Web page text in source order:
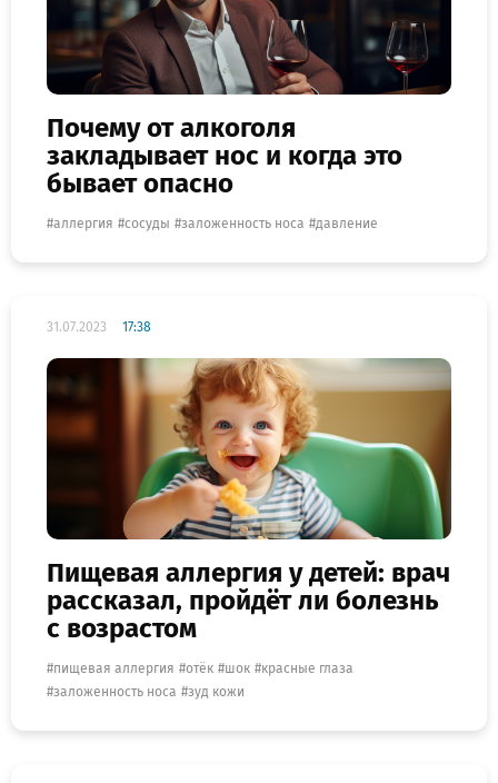
Почему от алкоголя
закладывает нос и когда это
бывает опасно
аллергия сосуды заложенность носа давление
31.07.2023 17:38
Пищевая аллергия у детей: врач
рассказал, пройдёт ли болезнь
с возрастом
пищевая аллергия отёк шок
красные глаза
заложенность носа
зуд кожи